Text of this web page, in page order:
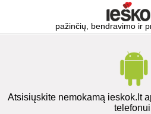
pažinčių, bendravimo ir
Atsisiųskite nemokamą ieskok.lt